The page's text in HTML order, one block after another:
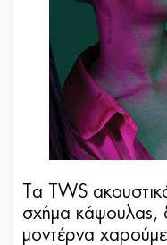
Tα TWS
σχήμα κάψουλας,
μοντέρνα